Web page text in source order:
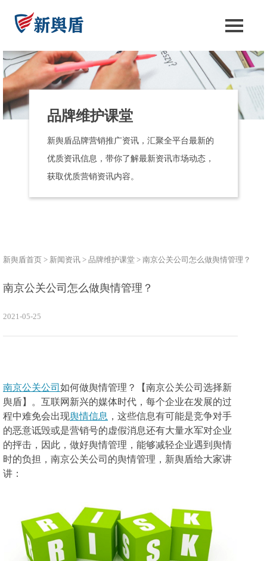
品牌维护课堂
新舆盾品牌营销推广资讯，汇聚全平台最新的
优质资讯信息，带你了解最新资讯市场动态，
获取优质营销资讯内容。
新舆盾首页 > 新闻资讯 > 品牌维护课堂 > 南京公关公司怎么做舆情管理？
南京公关公司怎么做舆情管理？
2021-05-25
南京公关公司 如何做舆情管理？【南京公关公司选择新
舆盾】。互联网新兴的媒体时代，每个企业在发展的过
程中难免会出现舆情信息 ，这些信息有可能是竞争对手
的恶意诋毁或是营销号的虚假消息还有大量水军对企业
的抨击，因此，做好舆情管理，能够减轻企业遇到舆情
时的负担，南京公关公司的舆情管理，新舆盾给大家讲
讲：